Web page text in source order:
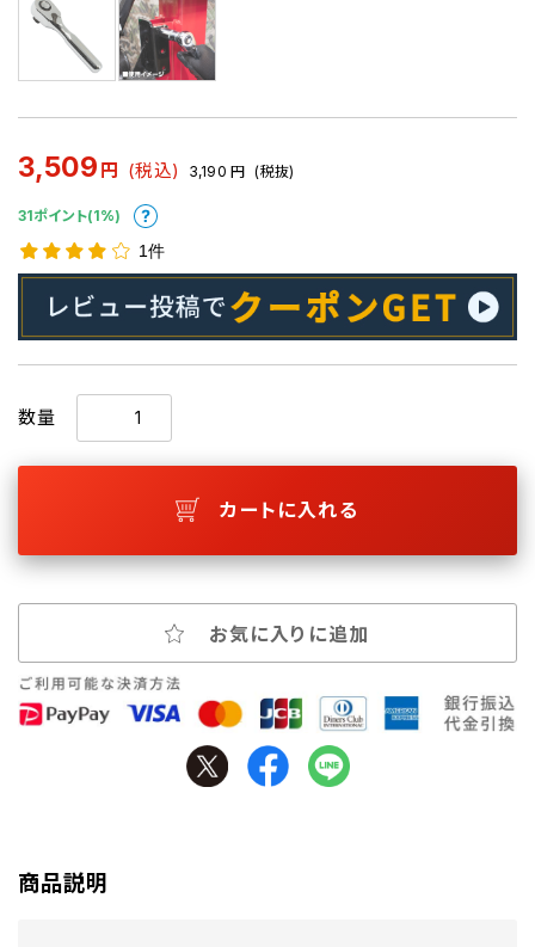
3,509 円 (税込) 3,190 円 (税抜)
31ポイント(1%)
1件
数量
カートに入れる
お気に入りに追加
商品説明